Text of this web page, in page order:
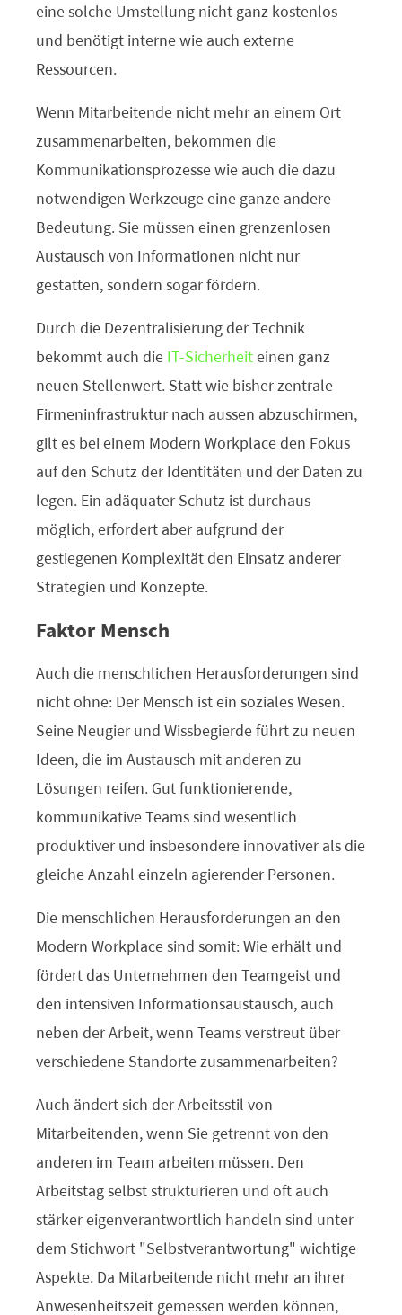
eine solche Umstellung nicht ganz kostenlos
und benötigt interne wie auch externe
Ressourcen.
Wenn Mitarbeitende nicht mehr an einem Ort
zusammenarbeiten, bekommen die
Kommunikationsprozesse wie auch die dazu
notwendigen Werkzeuge eine ganze andere
Bedeutung. Sie müssen einen grenzenlosen
Austausch von Informationen nicht nur
gestatten, sondern sogar fördern.
Durch die Dezentralisierung der Technik
bekommt auch die IT-Sicherheit einen ganz
neuen Stellenwert. Statt wie bisher zentrale
Firmeninfrastruktur nach aussen abzuschirmen,
gilt es bei einem Modern Workplace den Fokus
auf den Schutz der Identitäten und der Daten zu
legen. Ein adäquater Schutz ist durchaus
möglich, erfordert aber aufgrund der
gestiegenen Komplexität den Einsatz anderer
Strategien und Konzepte.
Faktor Mensch
Auch die menschlichen Herausforderungen sind
nicht ohne: Der Mensch ist ein soziales Wesen.
Seine Neugier und Wissbegierde führt zu neuen
Ideen, die im Austausch mit anderen zu
Lösungen reifen. Gut funktionierende,
kommunikative Teams sind wesentlich
produktiver und insbesondere innovativer als die
gleiche Anzahl einzeln agierender Personen.
Die menschlichen Herausforderungen an den
Modern Workplace sind somit: Wie erhält und
fördert das Unternehmen den Teamgeist und
den intensiven Informationsaustausch, auch
neben der Arbeit, wenn Teams verstreut über
verschiedene Standorte zusammenarbeiten?
Auch ändert sich der Arbeitsstil von
Mitarbeitenden, wenn Sie getrennt von den
anderen im Team arbeiten müssen. Den
Arbeitstag selbst strukturieren und oft auch
stärker eigenverantwortlich handeln sind unter
dem Stichwort "Selbstverantwortung" wichtige
Aspekte. Da Mitarbeitende nicht mehr an ihrer
Anwesenheitszeit gemessen werden können,